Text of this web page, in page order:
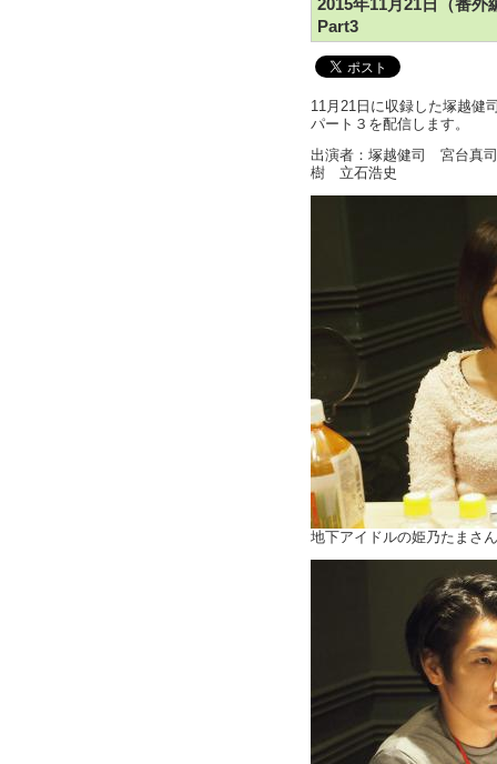
2015年11月21日（番外
Part3
11月21日に収録した塚越健
パート３を配信します。
出演者：塚越健司 宮台真
樹 立石浩史
地下アイドルの姫乃たまさん